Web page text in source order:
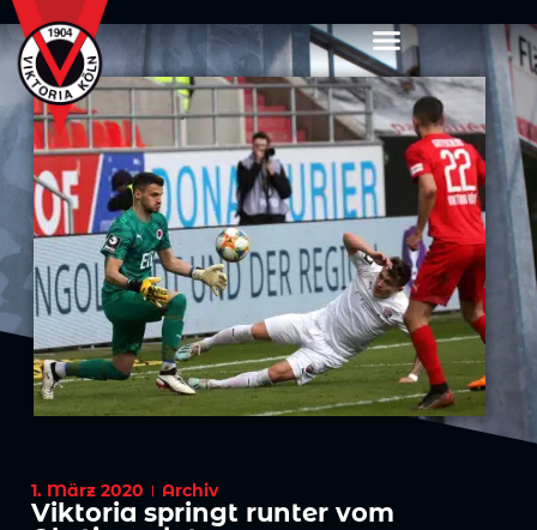
1. März 2020 Archiv
Viktoria springt runter vom